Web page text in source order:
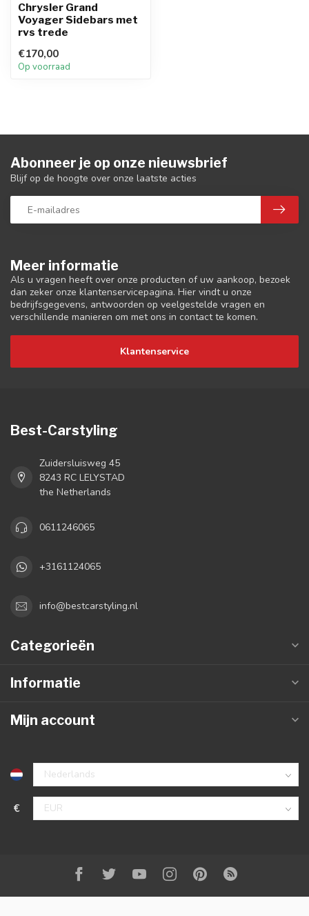
Chrysler Grand
Voyager Sidebars met
rvs trede
€170,00
Op voorraad
Meer informatie
Als u vragen heeft over onze producten of uw aankoop, bezoek
dan zeker onze klantenservicepagina. Hier vindt u onze
bedrijfsgegevens, antwoorden op veelgestelde vragen en
verschillende manieren om met ons in contact te komen.
Klantenservice
Abonneer je op onze nieuwsbrief
Blijf op de hoogte over onze laatste acties
Best-Carstyling
Zuidersluisweg 45
8243 RC LELYSTAD
the Netherlands
0611246065
+3161124065
info@bestcarstyling.nl
Categorieën
Informatie
Mijn account
€